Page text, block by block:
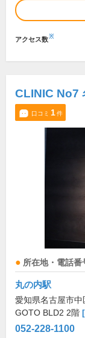
アクセス数※
CLINIC No7
口コミ 1件
所在地・電話番
丸の内駅
愛知県名古屋市
GOTO BLD2 2階
052-228-1100